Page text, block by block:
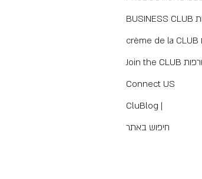
Connect US
CluBlog |
חיפוש באתר